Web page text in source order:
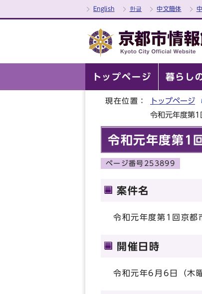
English 한글 中文簡体
トップページ 暮らし
現在位置： トップページ
令和元年度第1
令和元年度第1
ページ番号253899
案件名
令和元年度第1回京都
開催日時
令和元年6月6日（